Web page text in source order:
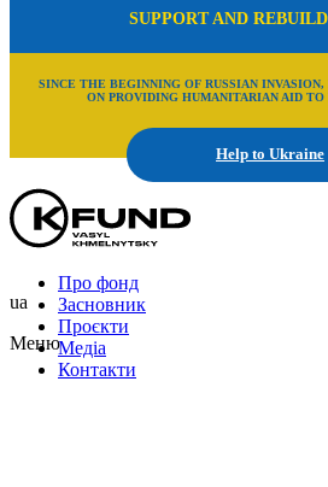
SUPPORT AND
SINCE THE BEGINNING OF RUSSIAN
ON PROVIDING HUMANITARIAN AID
Help to Ukraine
Про фонд
Засновник
Проєкти
Медіа
Контакти
ua
Меню